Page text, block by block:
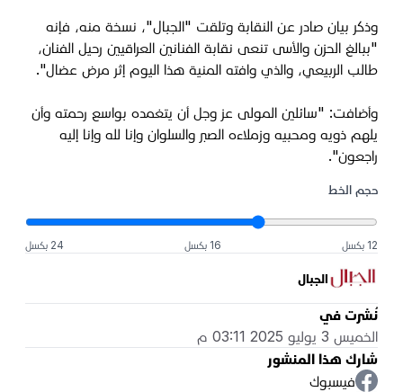
وذكر بيان صادر عن النقابة وتلقت "الجبال"، نسخة منه، فإنه
"ببالغ الحزن والأسى تنعى نقابة الفنانين العراقيين رحيل الفنان،
طالب الربيعي، والذي وافته المنية هذا اليوم إثر مرض عضال".
وأضافت: "سائلين المولى عز وجل أن يتغمده بواسع رحمته وأن
يلهم ذويه ومحبيه وزملاءه الصبر والسلوان وإنا لله وإنا إليه
راجعون".
حجم الخط
12 بكسل 16 بكسل 24 بكسل
الجبال
نُشرت في
الخميس 3 يوليو 2025 03:11 م
شارك هذا المنشور
فيسبوك